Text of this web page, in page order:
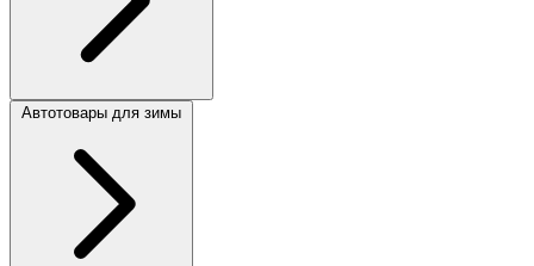
Автотовары для зимы